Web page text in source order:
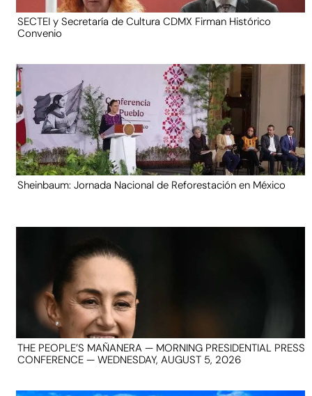
SECTEI y Secretaría de Cultura CDMX Firman Histórico
Convenio
Sheinbaum: Jornada Nacional de Reforestación en México
THE PEOPLE’S MAÑANERA — MORNING PRESIDENTIAL PRESS
CONFERENCE — WEDNESDAY, AUGUST 5, 2026